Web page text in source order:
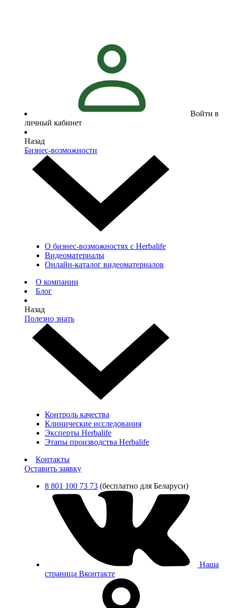
Войти в
личный кабинет
Назад
Бизнес-возможности
О бизнес-возможностях с Herbalife
Видеоматериалы
Онлайн-каталог видеоматериалов
О компании
Блог
Назад
Полезно знать
Контроль качества
Клинические исследования
Эксперты Herbalife
Этапы производства Herbalife
Контакты
Оставить заявку
8 801 100 73 73 (бесплатно для Беларуси)
Наша
страница Вконтакте